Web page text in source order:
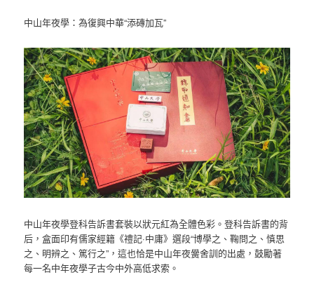
中山年夜學：為復興中華“添磚加瓦”
中山年夜學登科告訴書套裝以狀元紅為全體色彩。登科告訴書的背
后，盒面印有儒家經籍《禮記·中庸》選段“博學之、鞠問之、慎思
之、明辨之、篤行之”，這也恰是中山年夜黌舍訓的出處，鼓勵著
每一名中年夜學子古今中外高低求索。